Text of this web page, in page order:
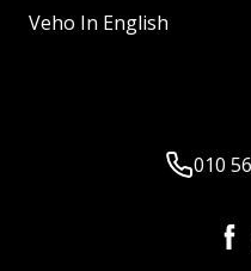
Veho In English
010